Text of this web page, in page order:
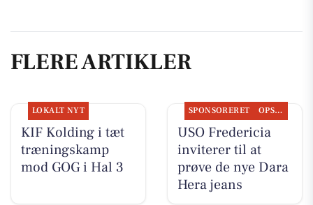
FLERE ARTIKLER
LOKALT NYT
KIF Kolding i tæt
træningskamp
mod GOG i Hal 3
SPONSORERET OPSLAGSTAVLEN
USO Fredericia
inviterer til at
prøve de nye Dara
Hera jeans